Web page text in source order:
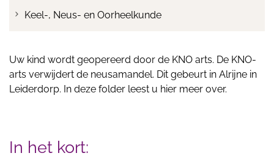
Keel-, Neus- en Oorheelkunde
Uw kind wordt geopereerd door de KNO arts. De KNO-
arts verwijdert de neusamandel. Dit gebeurt in Alrijne in
Leiderdorp. In deze folder leest u hier meer over.
In het kort: